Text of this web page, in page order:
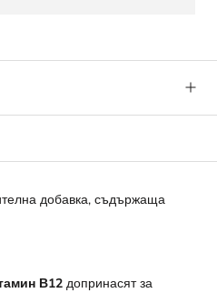
добавка, съдържаща
В12 допринасят за